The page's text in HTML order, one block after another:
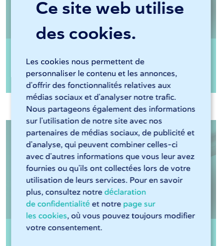
Ce site web utilise
des cookies.
Les cookies nous permettent de
personnaliser le contenu et les annonces,
d'offrir des fonctionnalités relatives aux
médias sociaux et d'analyser notre trafic.
Nous partageons également des informations
sur l'utilisation de notre site avec nos
partenaires de médias sociaux, de publicité et
d'analyse, qui peuvent combiner celles-ci
avec d'autres informations que vous leur avez
fournies ou qu'ils ont collectées lors de votre
utilisation de leurs services. Pour en savoir
plus, consultez notre déclaration
de confidentialité et notre page sur
les cookies, où vous pouvez toujours modifier
votre consentement.
Tube rond Inox 304 recuit